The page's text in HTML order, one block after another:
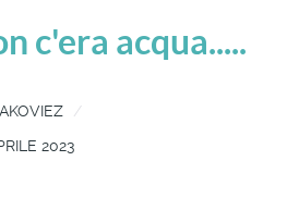
c'era acqua.....
2023